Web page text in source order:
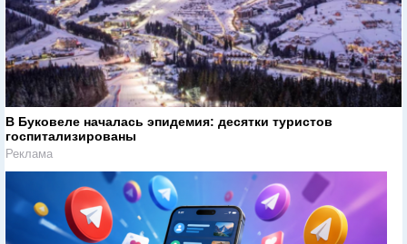
В Буковеле началась эпидемия: десятки туристов
госпитализированы
Реклама